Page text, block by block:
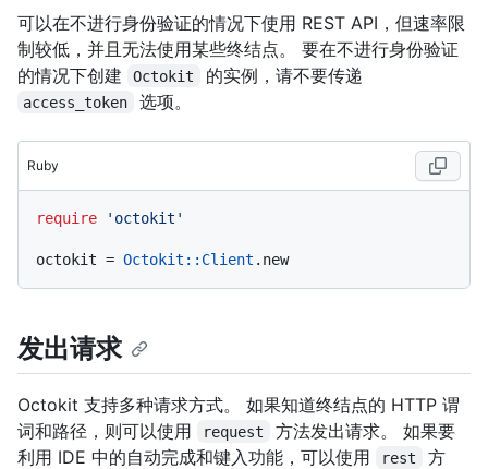
可以在不进行身份验证的情况下使用 REST API，但速率限
制较低，并且无法使用某些终结点。 要在不进行身份验证
的情况下创建
Octokit 的实例，请不要传递
access_token 选项。
Ruby
require 'octokit'
octokit = Octokit : :Client
发出请求
Octokit 支持多种请求方式。 如果知道终结点的 HTTP 谓
词和路径，则可以使用
request
方法发出请求。 如果要
利用 IDE 中的自动完成和键入功能，可以使用
rest
方